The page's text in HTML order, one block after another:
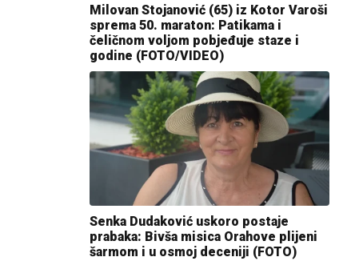
Milovan Stojanović (65) iz Kotor Varoši
sprema 50. maraton: Patikama i
čeličnom voljom pobjeđuje staze i
godine (FOTO/VIDEO)
Senka Dudaković uskoro postaje
prabaka: Bivša misica Orahove plijeni
šarmom i u osmoj deceniji (FOTO)